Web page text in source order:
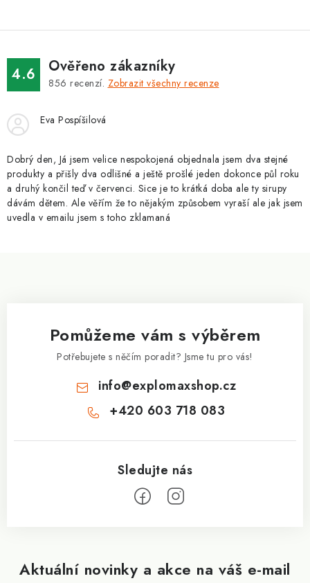
4.6 Ověřeno zákazníky
856 recenzí. Zobrazit všechny recenze
Eva Pospíšilová
Dobrý den, Já jsem velice nespokojená objednala jsem dva stejné
produkty a přišly dva odlišné a ještě prošlé jeden dokonce půl roku
a druhý končil teď v červenci. Sice je to krátká doba ale ty sirupy
dávám dětem. Ale věřím že to nějakým způsobem vyraší ale jak jsem
uvedla v emailu jsem s toho zklamaná
Aktuální novinky a akce na váš e-mail
Pomůžeme vám s výběrem
Potřebujete s něčím poradit? Jsme tu pro vás!
info@explomaxshop.cz
+420 603 718 083